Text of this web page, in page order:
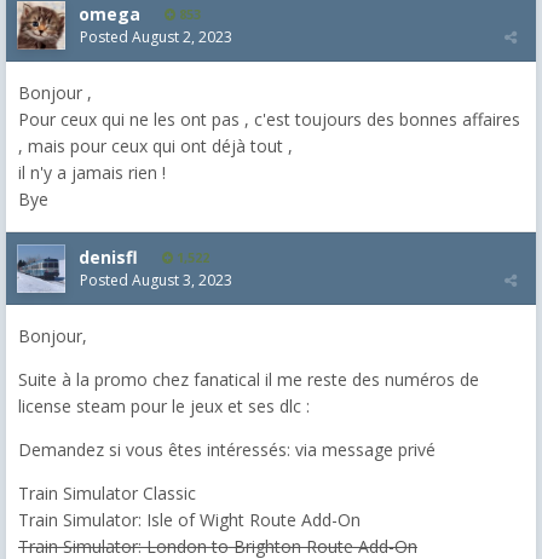
omega 853
Posted August 2, 2023
Bonjour ,
Pour ceux qui ne les ont pas , c'est toujours des bonnes affaires
, mais pour ceux qui ont déjà tout ,
il n'y a jamais rien !
Bye
denisfl 1,522
Posted August 3, 2023
Bonjour,
Suite à la promo chez fanatical il me reste des numéros de
license steam pour le jeux et ses dlc :
Demandez si vous êtes intéressés: via message privé
Train Simulator Classic
Train Simulator: Isle of Wight Route Add-On
Train Simulator: London to Brighton Route Add-On